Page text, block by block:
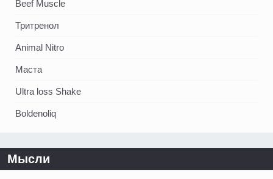
Beef Muscle
Тритренол
Animal Nitro
Маста
Ultra loss Shake
Boldenoliq
Мысли